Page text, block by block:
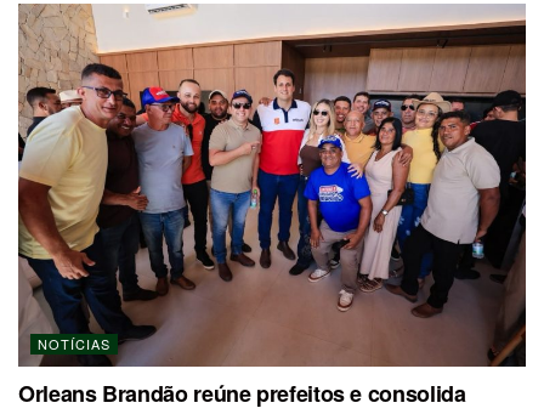
NOTÍCIAS
Orleans Brandão reúne prefeitos e consolida